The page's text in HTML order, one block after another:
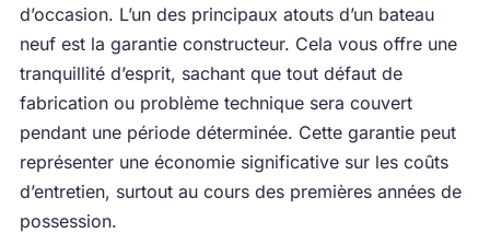
d’occasion. L’un des principaux atouts d’un bateau
neuf est la garantie constructeur. Cela vous offre une
tranquillité d’esprit, sachant que tout défaut de
fabrication ou problème technique sera couvert
pendant une période déterminée. Cette garantie peut
représenter une économie significative sur les coûts
d’entretien, surtout au cours des premières années de
possession.